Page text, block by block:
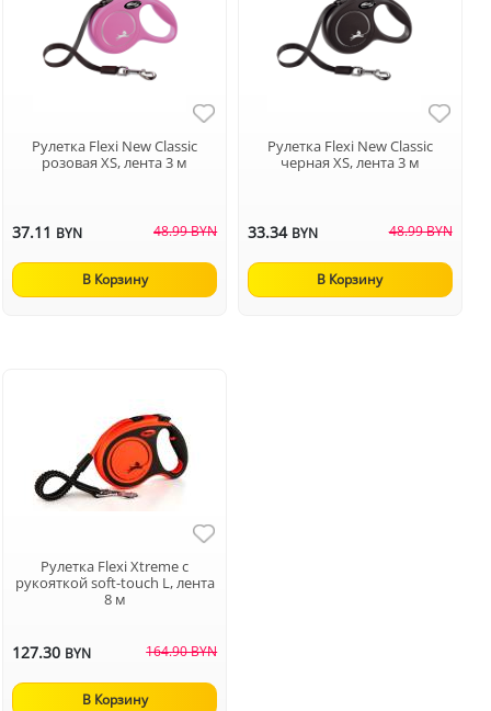
Рулетка Flexi New Classic
розовая XS, лента 3 м
37.11 BYN 48.99 BYN
В Корзину
Рулетка Flexi New Classic
черная XS, лента 3 м
33.34 BYN 48.99 BYN
В Корзину
Рулетка Flexi Xtreme с
рукояткой soft-touch L, лента
8 м
127.30 BYN 164.90 BYN
В Корзину